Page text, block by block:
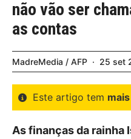
não vão ser
as contas
MadreMedia / AFP 25 set
Este artigo tem
As finanças da rainha